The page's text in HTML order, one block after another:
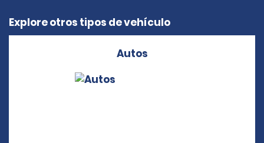
Explore otros tipos de vehículo
Autos